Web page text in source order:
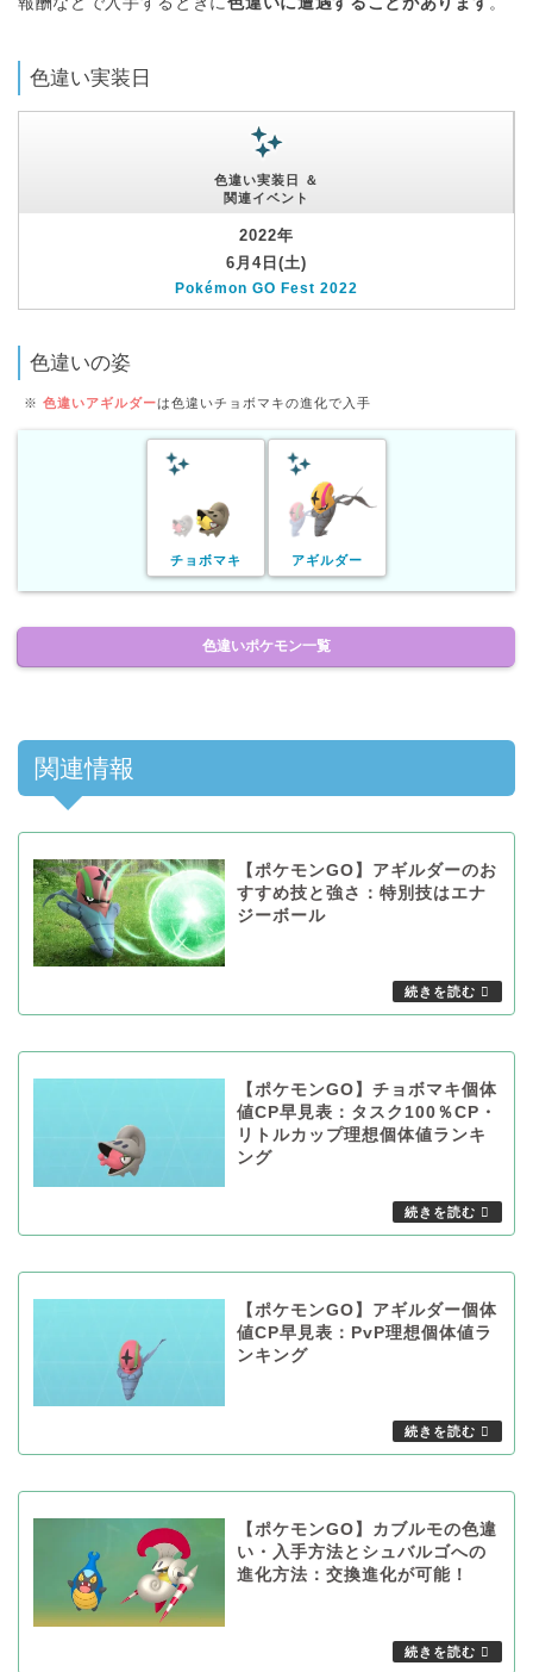
色違い実装日
色違い実装日 ＆
関連イベント
2022年
6月4日(土)
Pokémon GO Fest 2022
色違いの姿
※ 色違いアギルダーは色違いチョボマキの進化で入手
チョボマキ アギルダー
色違いポケモン一覧
関連情報
【ポケモンGO】アギルダーのお
すすめ技と強さ：特別技はエナ
ジーボール
【ポケモンGO】チョボマキ個体
値CP早見表：タスク100％CP・
リトルカップ理想個体値ランキ
ング
【ポケモンGO】アギルダー個体
値CP早見表：PvP理想個体値ラ
ンキング
【ポケモンGO】カブルモの色違
い・入手方法とシュバルゴへの
進化方法：交換進化が可能！